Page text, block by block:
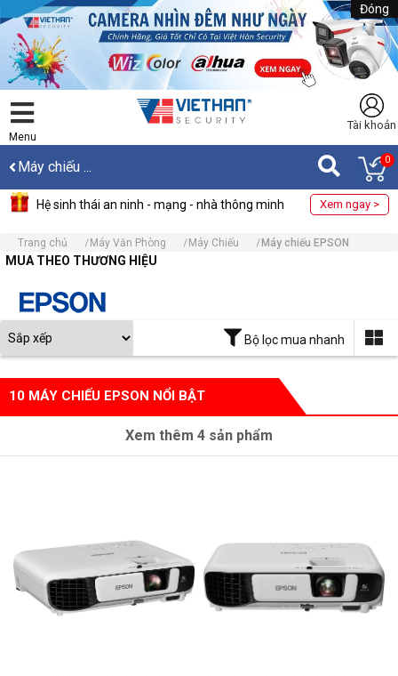
Đóng
Menu
Tài khoản
Máy chiếu ... 0
Hệ sinh thái an ninh - mạng - nhà thông minh Xem ngay >
Trang chủ Máy Văn Phòng Máy Chiếu Máy chiếu EPSON
MUA THEO THƯƠNG HIỆU
Bộ lọc mua nhanh
10 MÁY CHIẾU EPSON NỔI BẬT
Xem thêm 4 sản phẩm